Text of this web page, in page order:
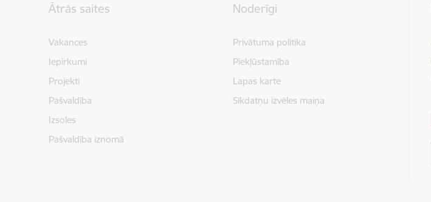
Ātrās saites
Vakances
Iepirkumi
Projekti
Pašvaldība
Izsoles
Pašvaldība iznomā
Noderīgi
Privātuma politika
Piekļūstamība
Lapas karte
Sīkdatņu izvēles maiņa